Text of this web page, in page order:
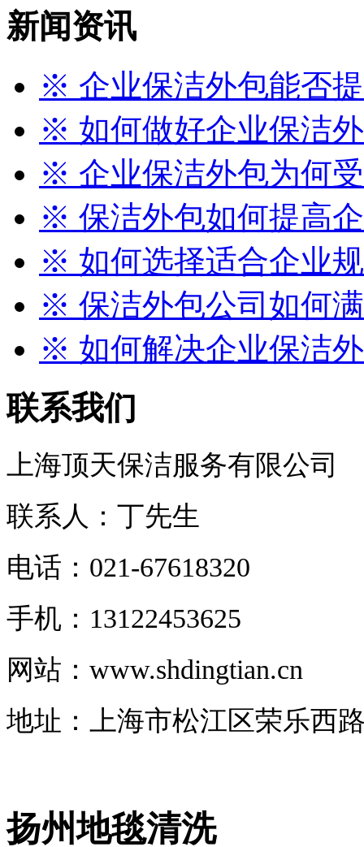
新闻资讯
※ 企业保洁外包能否
※ 如何做好企业保洁
※ 企业保洁外包为何
※ 保洁外包如何提高
※ 如何选择适合企业
※ 保洁外包公司如何
※ 如何解决企业保洁
联系我们
上海顶天保洁服务有限公司
联系人：丁先生
电话：021-67618320
手机：13122453625
网站：www.shdingtian.cn
地址：上海市松江区荣乐西
扬州地毯清洗